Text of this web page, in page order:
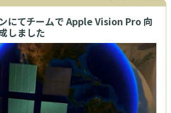
にてチームで Apple Vision Pro 向
しました